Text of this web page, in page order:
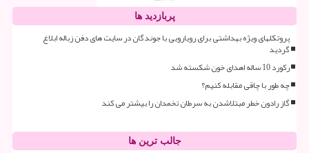
پربازدید ها
پروتکلهای ویژه بهداشتی برای رویارویی با جوندگان در سایت های دفن زباله ابلاغ
گردید
رکورد 10 ساله اهدای خون شکسته شد
چه طور با چاقی مقابله کنیم؟
گاز رادون خطر مبتلاشدن به سرطان تخمدان را بیشتر می کند
جالب ترین ها